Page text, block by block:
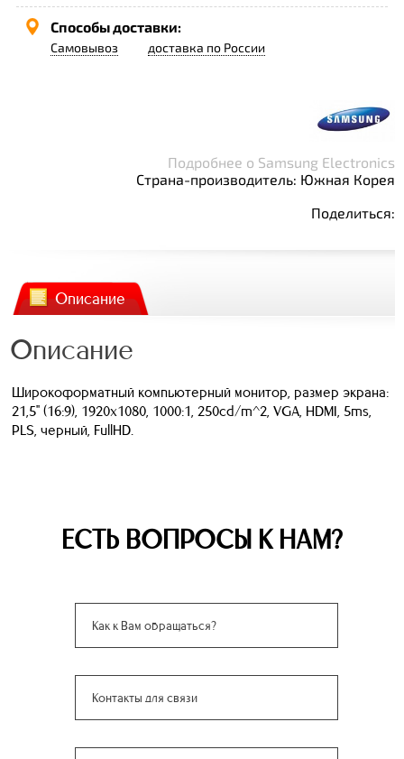
Способы доставки:
Самовывоз доставка по России
Подробнее о Samsung Electronics
Страна-производитель: Южная Корея
Поделиться:
Описание
Описание
Широкоформатный компьютерный монитор, размер экрана:
21,5" (16:9), 1920x1080, 1000:1, 250cd/m^2, VGA, HDMI, 5ms,
PLS, черный, FullHD.
ЕСТЬ ВОПРОСЫ К НАМ?